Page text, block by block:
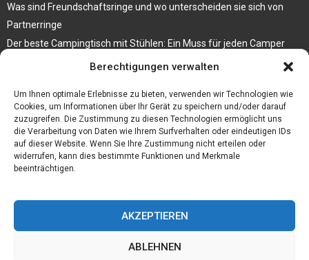
Berechtigungen verwalten
Um Ihnen optimale Erlebnisse zu bieten, verwenden wir Technologien wie
Cookies, um Informationen über Ihr Gerät zu speichern und/oder darauf
zuzugreifen. Die Zustimmung zu diesen Technologien ermöglicht uns
die Verarbeitung von Daten wie Ihrem Surfverhalten oder eindeutigen IDs
auf dieser Website. Wenn Sie Ihre Zustimmung nicht erteilen oder
widerrufen, kann dies bestimmte Funktionen und Merkmale
beeinträchtigen.
AKZEPTIEREN
ABLEHNEN
Was sind Freundschaftsringe und wo unterscheiden sie sich von
Partnerringe
Der beste Campingtisch mit Stühlen: Ein Muss für jeden Camper
Die Küche als Platz der Gemeinschaft
Elektrokamin Bestseller – die besten Stücke für Ihr Zuhause